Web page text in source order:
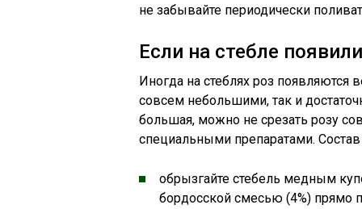
не забывайте периодически
Если на стебле
Иногда на стеблях роз
совсем небольшими, так и
большая, можно не срезать розу
специальными препаратами.
обрызгайте стебель медным
бордосской смесью (4%) прямо